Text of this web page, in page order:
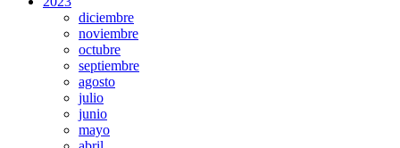
diciembre
noviembre
octubre
septiembre
agosto
julio
junio
mayo